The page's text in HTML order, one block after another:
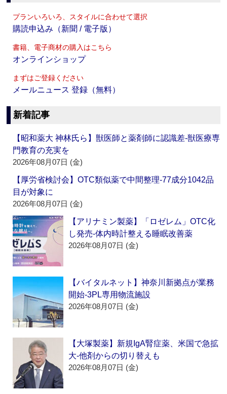
プランいろいろ、スタイルに合わせて選択
購読申込み（新聞 / 電子版）
書籍、電子商材の購入はこちら
オンラインショップ
まずはご登録ください
メールニュース 登録（無料）
新着記事
【昭和薬大 神林氏ら】獣医師と薬剤師に認識差‐獣医療専
門教育の充実を
2026年08月07日 (金)
【厚労省検討会】OTC類似薬で中間整理‐77成分1042品
目が対象に
2026年08月07日 (金)
【アリナミン製薬】「ロゼレム」OTC化
し発売‐体内時計整える睡眠改善薬
2026年08月07日 (金)
【バイタルネット】神奈川新拠点が業務
開始‐3PL専用物流施設
2026年08月07日 (金)
【大塚製薬】新規IgA腎症薬、米国で急拡
大‐他剤からの切り替えも
2026年08月07日 (金)